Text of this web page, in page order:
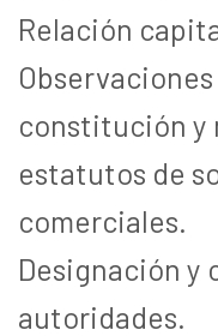
Relación
constitución y
estatutos de
comerciales.
Designación y
autoridades.